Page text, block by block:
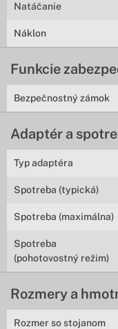
Natáčanie
Náklon
Funkcie
Bezpečnostný zámok
Adaptér a
Typ adaptéra
Spotreba (typická)
Spotreba (maximálna)
Spotreba
(pohotovostný režim)
Rozmery a
Rozmer so stojanom